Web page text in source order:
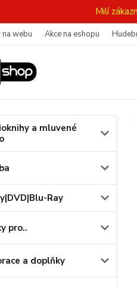
Milí
webu Akce na eshopu
a mluvené
Ray
pro..
a doplňky